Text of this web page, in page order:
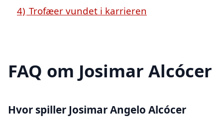
4) Trofæer vundet i karrieren
FAQ om Josimar Alcócer
Hvor spiller Josimar Angelo Alcócer